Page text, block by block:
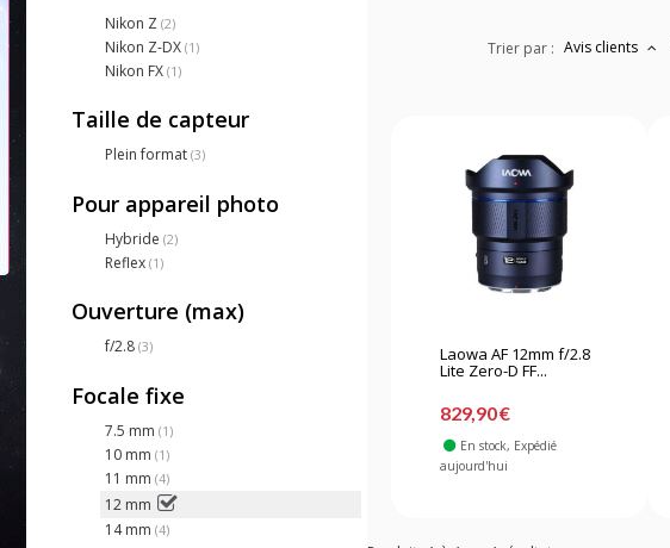
Nikon Z (2)
Nikon Z-DX (1)
Nikon FX (1)
Taille de capteur
Plein format (3)
Pour appareil photo
Hybride (2)
Reflex (1)
Ouverture (max)
f/2.8 (3)
Focale fixe
7.5 mm (1)
10 mm (1)
11 mm (4)
12 mm
14 mm (4)
Trier par : Avis clients
Laowa AF 12mm f/2.8
Lite Zero-D FF...
829,90 €
En stock, Expédié
aujourd'hui